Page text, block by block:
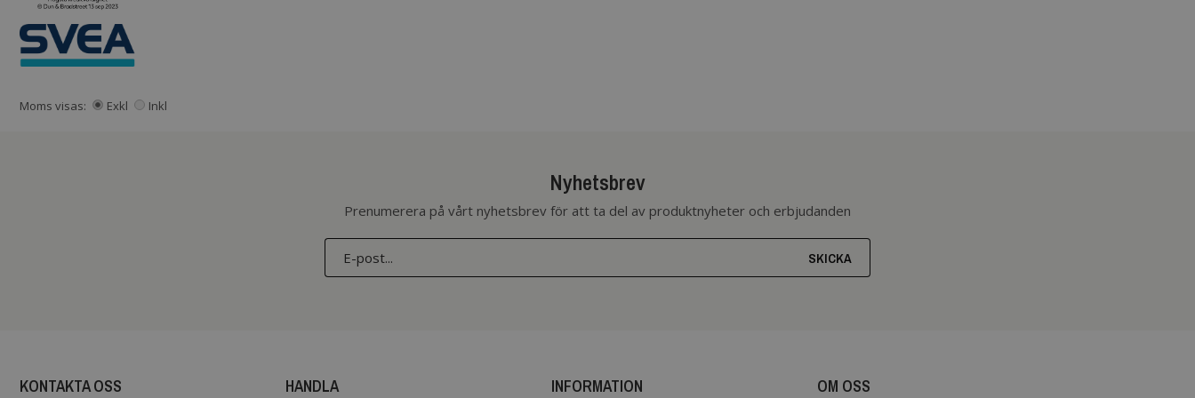
Moms visas: Exkl Inkl
Nyhetsbrev
Prenumerera på vårt nyhetsbrev för att ta del av produktnyheter och erbjudanden
SKICKA
KONTAKTA OSS HANDLA INFORMATION OM OSS